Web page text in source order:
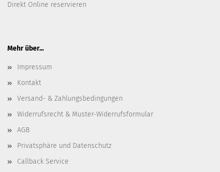
Direkt Online reservieren
Mehr über...
Impressum
Kontakt
Versand- & Zahlungsbedingungen
Widerrufsrecht & Muster-Widerrufsformular
AGB
Privatsphäre und Datenschutz
Callback Service